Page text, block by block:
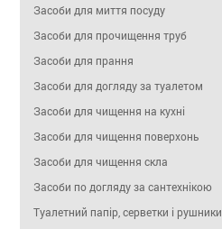
Засоби для миття посуду
Засоби для прочищення труб
Засоби для прання
Засоби для догляду за туалетом
Засоби для чищення на кухні
Засоби для чищення поверхонь
Засоби для чищення скла
Засоби по догляду за сантехнікою
Туалетний папір, серветки і рушники